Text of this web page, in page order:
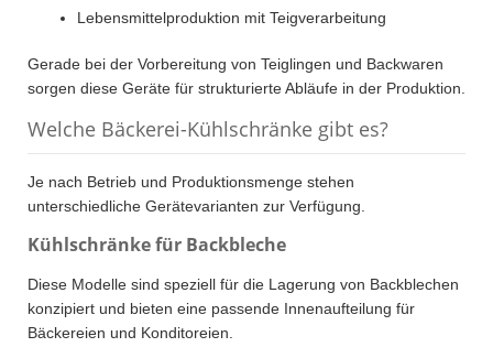
Lebensmittelproduktion mit Teigverarbeitung
Gerade bei der Vorbereitung von Teiglingen und Backwaren
sorgen diese Geräte für strukturierte Abläufe in der Produktion.
Welche Bäckerei-Kühlschränke gibt es?
Je nach Betrieb und Produktionsmenge stehen
unterschiedliche Gerätevarianten zur Verfügung.
Kühlschränke für Backbleche
Diese Modelle sind speziell für die Lagerung von Backblechen
konzipiert und bieten eine passende Innenaufteilung für
Bäckereien und Konditoreien.